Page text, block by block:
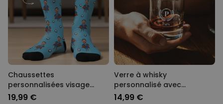
Chaussettes
personnalisées visage
motif super-héros
19,99 €
Verre à whisky
personnalisé avec
monogramme
14,99 €